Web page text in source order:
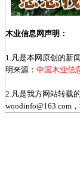
木业信息网声明：
1.凡是本网原创的新
明来源： 中国木业信
2.凡是我方网站转载
woodinfo@163.com